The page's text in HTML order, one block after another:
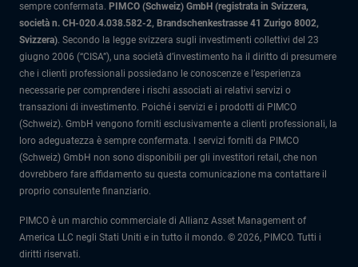
sempre confermata. PIMCO (Schweiz) GmbH (registrata in Svizzera,
società n. CH-020.4.038.582-2, Brandschenkestrasse 41 Zurigo 8002,
Svizzera). Secondo la legge svizzera sugli investimenti collettivi del 23
giugno 2006 (“CISA”), una società d’investimento ha il diritto di presumere
che i clienti professionali possiedano le conoscenze e l’esperienza
necessarie per comprendere i rischi associati ai relativi servizi o
transazioni di investimento. Poiché i servizi e i prodotti di PIMCO
(Schweiz). GmbH vengono forniti esclusivamente a clienti professionali, la
loro adeguatezza è sempre confermata.
I servizi forniti da PIMCO
(Schweiz) GmbH non sono disponibili per gli investitori retail, che non
dovrebbero fare affidamento su questa comunicazione ma contattare il
proprio consulente finanziario.
PIMCO è un marchio commerciale di Allianz Asset Management of
America LLC negli Stati Uniti e in tutto il mondo. © 2026, PIMCO. Tutti i
diritti riservati.